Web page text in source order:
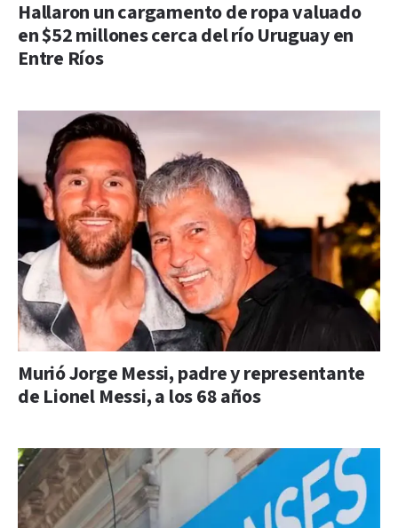
Hallaron un cargamento de ropa valuado
en $52 millones cerca del río Uruguay en
Entre Ríos
Murió Jorge Messi, padre y representante
de Lionel Messi, a los 68 años